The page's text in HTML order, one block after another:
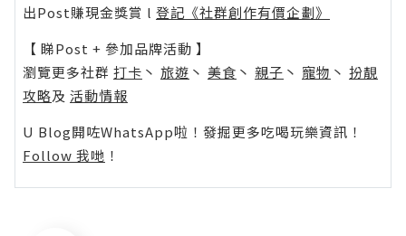
出Post賺現金獎賞 l 登記《社群創作有價企劃》
【 睇Post + 參加品牌活動 】
瀏覽更多社群 打卡 丶 旅遊 丶 美食 丶 親子 丶 寵物 丶 扮靚
攻略及 活動情報
U Blog開咗WhatsApp啦！發掘更多吃喝玩樂資訊！
Follow 我哋 ！